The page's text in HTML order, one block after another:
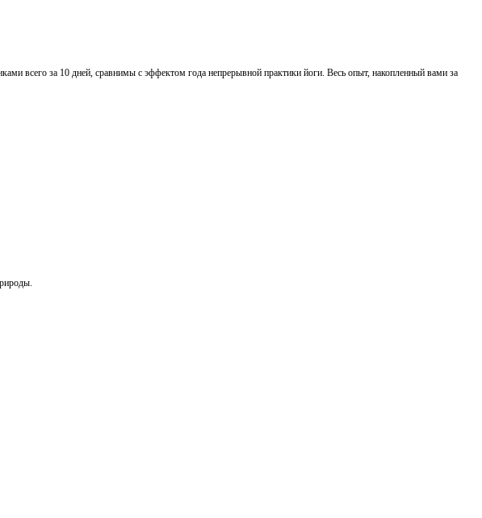
всего за 10 дней, сравнимы с эффектом года непрерывной практики йоги. Весь опыт, накопленный вами за